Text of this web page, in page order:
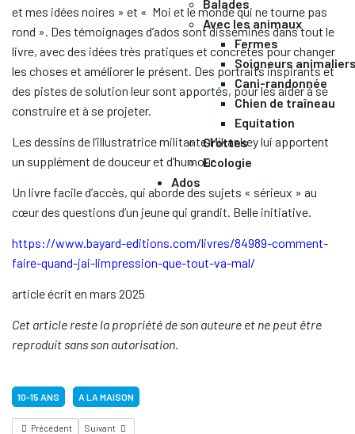
Balades
Avec les animaux
Fermes
Soigneurs
Cani-randonnée
Chien de traîneau
Equitation
Grottes
Ecologie
Ados
et mes idées noires » et « Moi et le monde qui ne tourne pas
rond ». Des témoignages d’ados sont disséminés dans tout le
livre, avec des idées très pratiques et concrètes pour changer
les choses et améliorer le présent. Des portraits inspirants et
des pistes de solution leur sont apportés, pour les aider à se
construire et à se projeter.
Les dessins de l’illustratrice militante Mikankey lui apportent
un supplément de douceur et d’humour.
Un livre facile d’accès, qui aborde des sujets « sérieux » au
cœur des questions d’un jeune qui grandit. Belle initiative.
https://www.bayard-editions.com/livres/84989-comment-
faire-quand-jai-limpression-que-tout-va-mal/
article écrit en mars 2025
Cet article reste la propriété de son auteure et ne peut être
reproduit sans son autorisation.
10-15 ANS A LA MAISON
Précédent Suivant